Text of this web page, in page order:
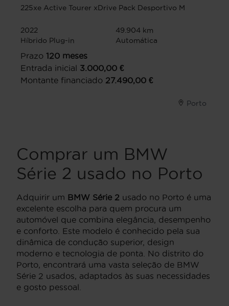
225xe Active Tourer xDrive Pack Desportivo M
2022
49.904 km
Híbrido Plug-in
Automática
Prazo 120 meses
Entrada inicial
3.000,00 €
Montante financiado 27.490,00 €
Porto
Comprar um BMW
Série 2 usado no Porto
Adquirir um BMW Série 2 usado no Porto é uma
excelente escolha para quem procura um
automóvel que combina elegância, desempenho
e conforto. Este modelo é conhecido pela sua
dinâmica de condução superior, design
moderno e tecnologia de ponta. No distrito do
Porto, encontrará uma vasta seleção de BMW
Série 2 usados, adaptados às suas necessidades
e gosto pessoal.